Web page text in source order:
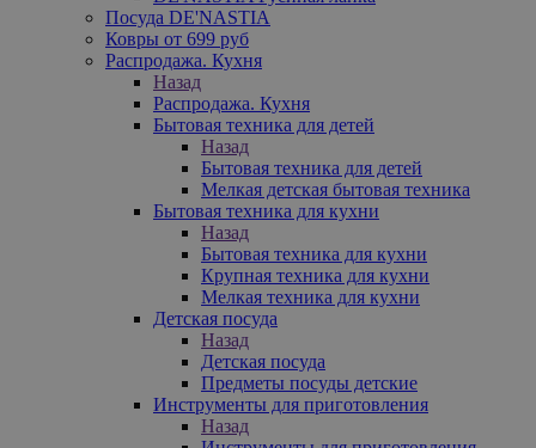
Посуда DE'NASTIA
Ковры от 699 руб
Распродажа. Кухня
Назад
Распродажа. Кухня
Бытовая техника для детей
Назад
Бытовая техника для детей
Мелкая детская бытовая техника
Бытовая техника для кухни
Назад
Бытовая техника для кухни
Крупная техника для кухни
Мелкая техника для кухни
Детская посуда
Назад
Детская посуда
Предметы посуды детские
Инструменты для приготовления
Назад